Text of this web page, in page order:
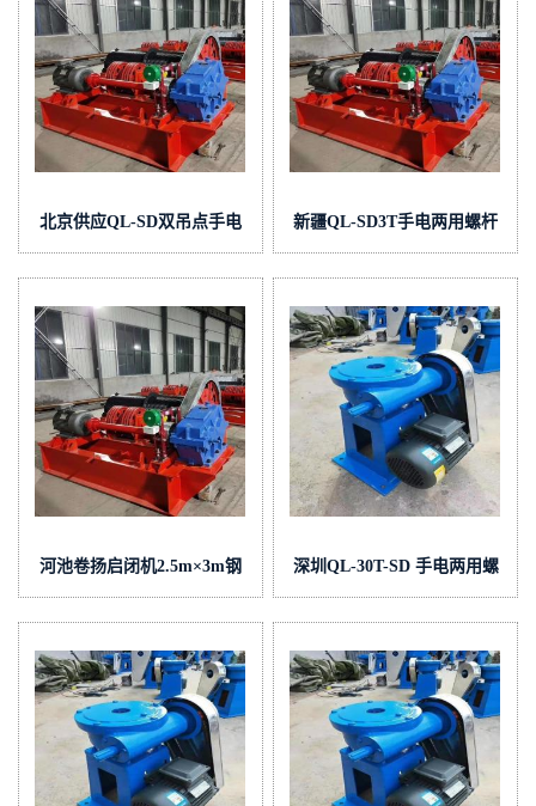
北京供应QL-SD双吊点手电
两用螺杆式启闭机QL直联式
新疆QL-SD3T手电两用螺杆
式启闭机价格
河池卷扬启闭机2.5m×3m钢
制闸门配置电动装置移动式启
深圳QL-30T-SD 手电两用螺
杆式启闭机使用范围